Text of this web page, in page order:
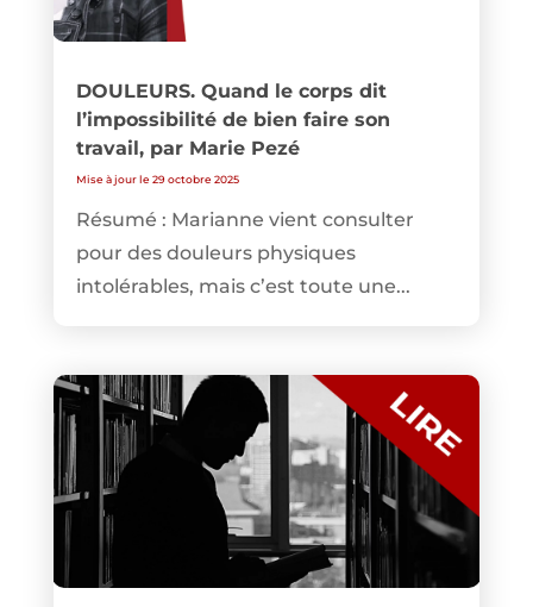
DOULEURS. Quand le corps dit
l’impossibilité de bien faire son
travail, par Marie Pezé
Mise à jour le 29 octobre 2025
Résumé : Marianne vient consulter
pour des douleurs physiques
intolérables, mais c’est toute une...